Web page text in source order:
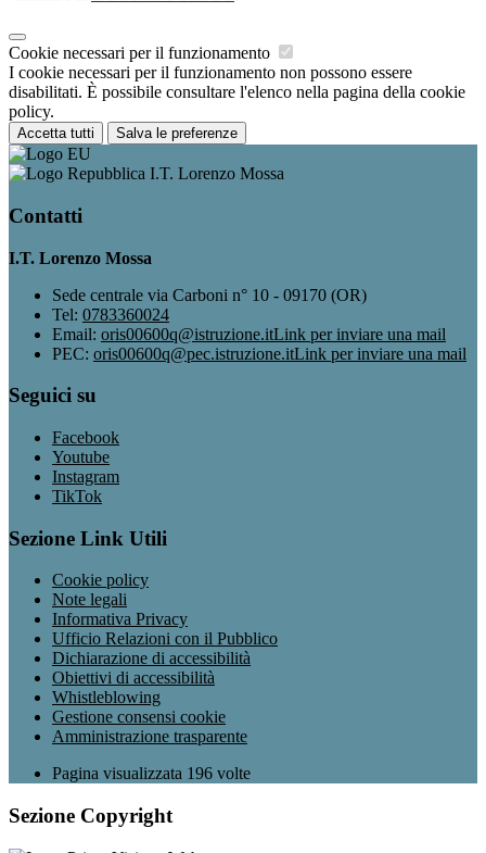
Cookie necessari per il funzionamento
I cookie necessari per il funzionamento non possono essere
disabilitati. È possibile consultare l'elenco nella pagina della cookie
policy.
Accetta tutti Salva le preferenze
I.T. Lorenzo Mossa
Contatti
I.T. Lorenzo Mossa
Sede centrale via Carboni n° 10 - 09170 (OR)
Tel: 0783360024
Email: oris00600q@istruzione.itLink per inviare una mail
PEC: oris00600q@pec.istruzione.itLink per inviare una mail
Seguici su
Facebook
Youtube
Instagram
TikTok
Sezione Link Utili
Cookie policy
Note legali
Informativa Privacy
Ufficio Relazioni con il Pubblico
Dichiarazione di accessibilità
Obiettivi di accessibilità
Whistleblowing
Gestione consensi cookie
Amministrazione trasparente
Pagina visualizzata 196 volte
Sezione Copyright